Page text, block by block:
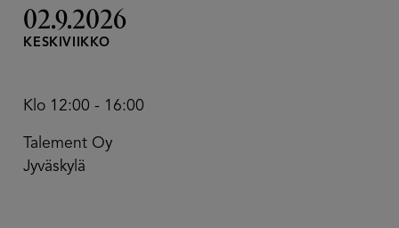
02.9.2026
KESKIVIIKKO
Klo 12:00 - 16:00
Talement Oy
Jyväskylä